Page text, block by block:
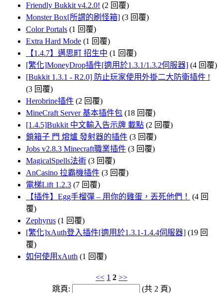
Friendly Bukkit v4.2.0! (2 回覆)
Monster Box[所謂的刷怪箱] (3 回覆)
Color Portals (1 回覆)
Extra Hard Mode (1 回覆)
【1.4.7】邁思町 招生中 (1 回覆)
[繁化]MoneyDrop插件[適用於1.3.1/1.3.2伺服器] (4 回覆)
[Bukkit 1.3.1 - R2.0] 防止玩家使用外掛二大防衛插件 !
(3 回覆)
Herobrine插件 (2 回覆)
MineCraft Server 基本插件包 (18 回覆)
[1.4.5]Bukkit 中文輸入告示牌 載點 (2 回覆)
鎖箱子 門 熔爐 發射器的插件 (3 回覆)
Jobs v2.8.3 Minecraft職業插件 (3 回覆)
MagicalSpells法術 (3 回覆)
AnCasino 拉霸機插件 (3 回覆)
電梯Lift 1.2.3 (7 回覆)
【插件】Egg手榴彈 – 用你的雞蛋，丟死他們！
(4 回
覆)
Zephyrus (1 回覆)
[繁化]xAuth登入插件[適用於1.3.1-1.4.4伺服器] (19 回
覆)
如何使用xAuth (1 回覆)
<< 1 2 >>
跳頁:
(共 2 頁)